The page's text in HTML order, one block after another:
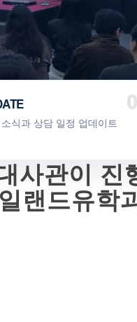
식과 상담 일정 업데이트
사관이 진
랜드유학